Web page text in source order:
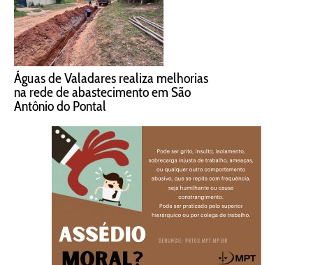
Águas de Valadares realiza melhorias
na rede de abastecimento em São
Antônio do Pontal